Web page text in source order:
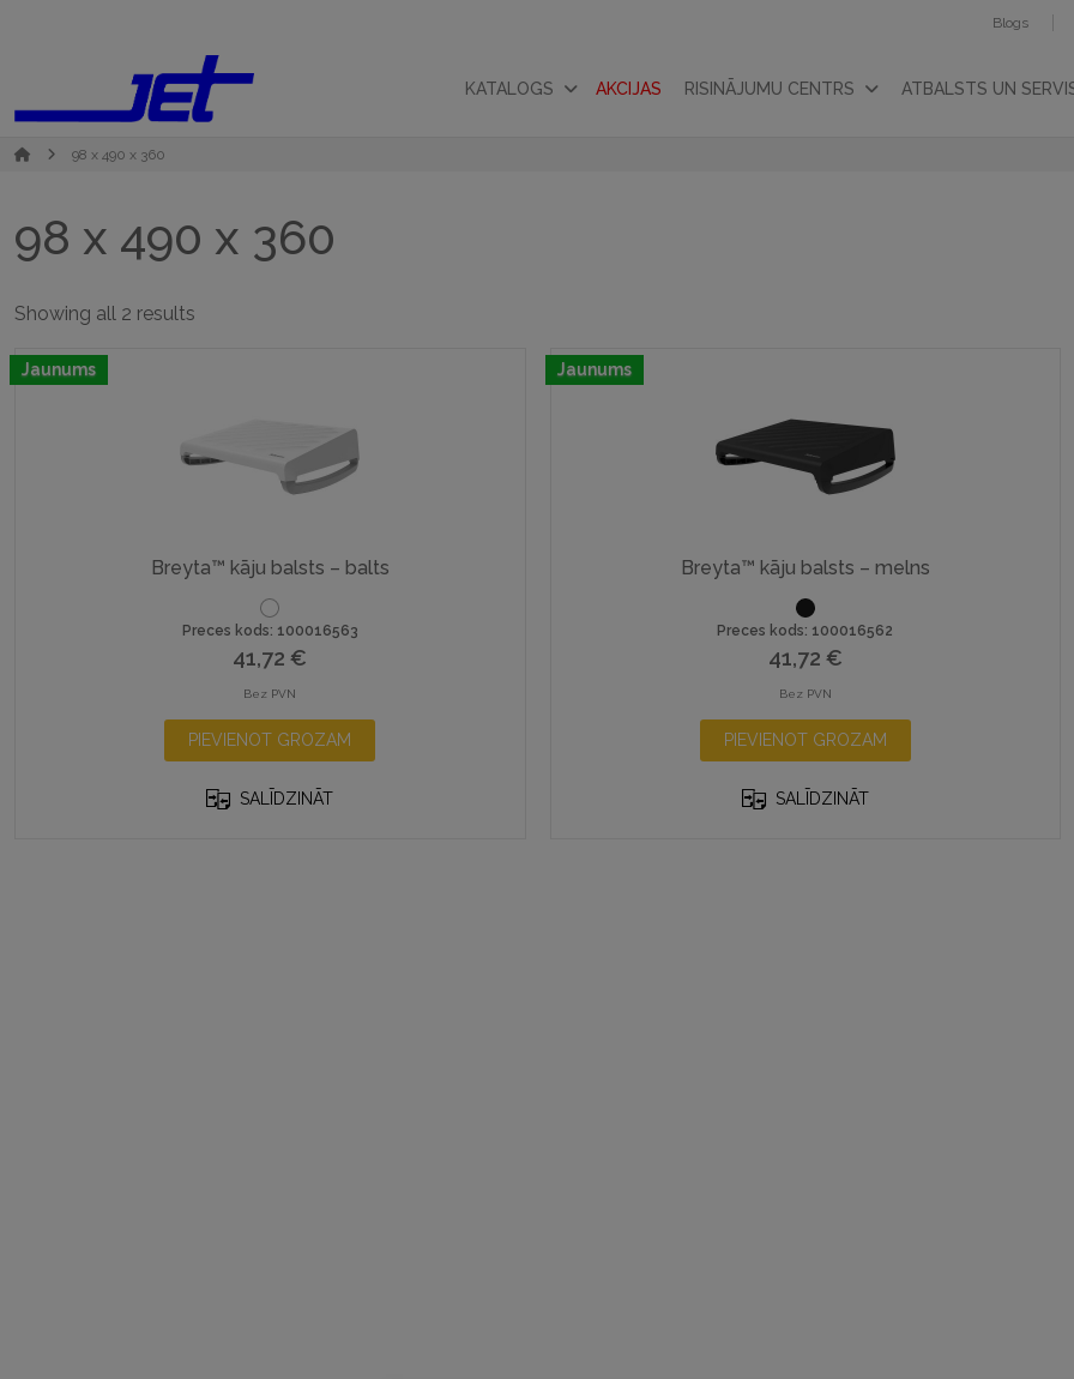
Blogs
KATALOGS AKCIJAS RISINĀJUMU CENTRS ATBALSTS UN
98 x 490 x 360
98 x 490 x 360
Showing all 2 results
Jaunums
Breyta™ kāju balsts – balts
Preces kods: 100016563
41,72€
Bez PVN
PIEVIENOT GROZAM
SALĪDZINĀT
Jaunums
Breyta™ kāju balsts – melns
Preces kods: 100016562
41,72 €
Bez PVN
PIEVIENOT GROZAM
SALĪDZINĀT